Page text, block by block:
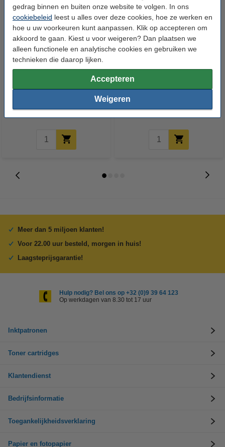
gedrag binnen en buiten onze website te volgen. In ons
cookiebeleid leest u alles over deze cookies, hoe ze werken en
hoe u uw voorkeuren kunt aanpassen. Klik op accepteren om
akkoord te gaan. Kiest u voor weigeren? Dan plaatsen we
alleen functionele en analytische cookies en gebruiken we
technieken die daarop lijken.
Accepteren
Weigeren
123inkt kopieerpapier 1 doos
€ 33,50 Incl. 21% btw € 11,50 Incl. 21% btw
Meer dan 5 miljoen klanten!
Voor 22.00 uur besteld, morgen in huis!
Laagsteprijsgarantie!
Hulp nodig? Bel ons op +32 (0)9 39 64 123
Op werkdagen van 8.30 tot 17 uur
Inktpatronen
Toner cartridges
Klantendienst
Bedrijfsinformatie
Toegankelijkheidsverklaring
Papier en fotopapier